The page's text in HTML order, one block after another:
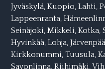
Jyväskylä,Kuopio,Lahti,
Lappeenranta,
Seinäjoki,Mikkeli, Kotka,
Hyvinkää,Lohja,Järvenpää
Kirkkonummi,Tuusula,
Savonlinna,Riihimäki,